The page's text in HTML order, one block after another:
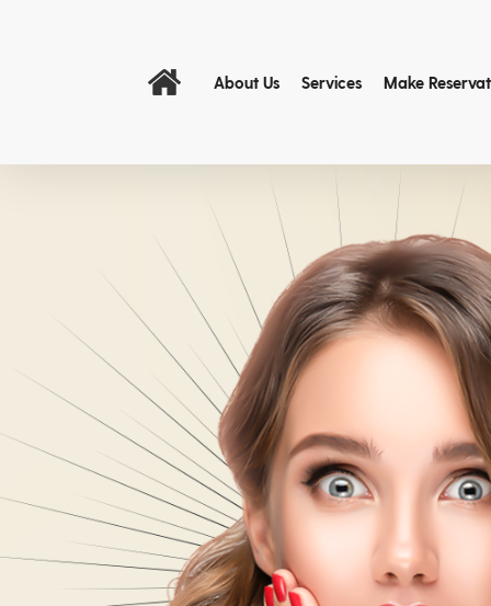
About Us Services Make